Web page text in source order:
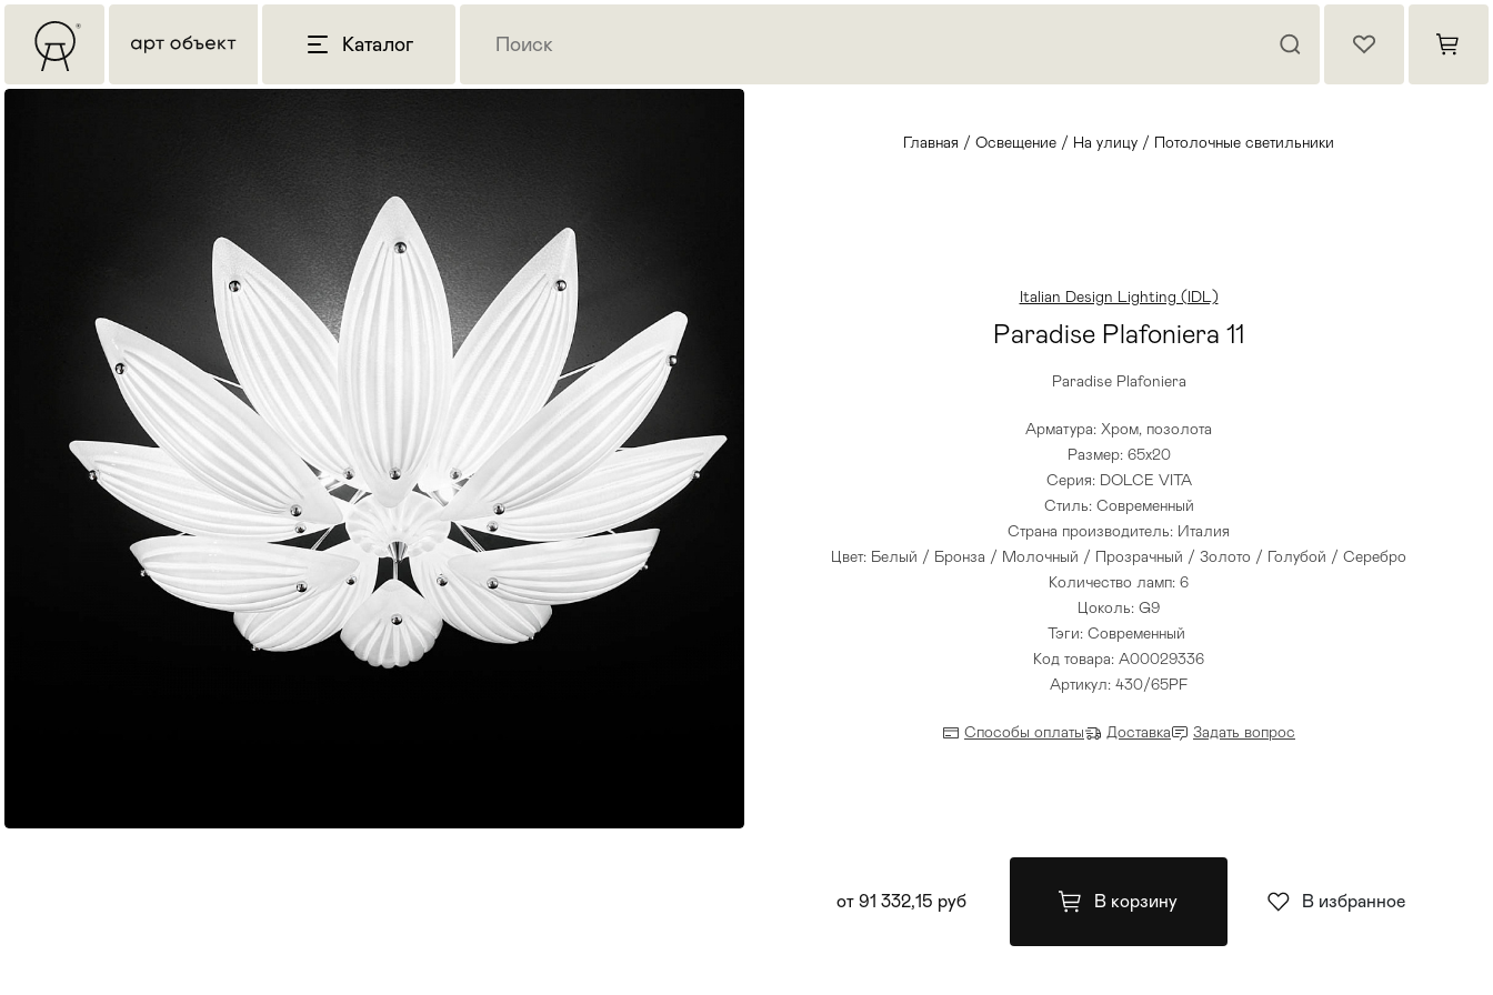
Каталог
Главная / Освещение / На улицу / Потолочные светильники
Italian Design Lighting (IDL)
Paradise Plafoniera 11
Paradise Plafoniera
Арматура: Хром, позолота
Размер: 65х20
Серия: DOLCE VITA
Стиль: Современный
Страна производитель: Италия
Цвет: Белый / Бронза / Молочный / Прозрачный / Золото / Голубой / Серебро
Количество ламп: 6
Цоколь: G9
Тэги: Современный
Код товара: A00029336
Артикул: 430/65PF
Способы оплаты Доставка Задать вопрос
от 91 332,15 руб В корзину В избранное